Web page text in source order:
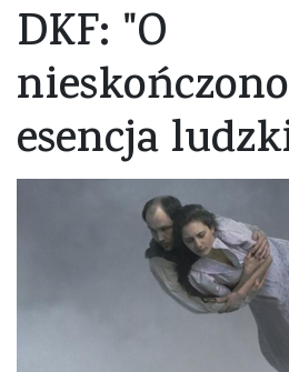
DKF: "O
esencja